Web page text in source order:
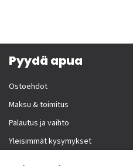
Pyydä apua
Ostoehdot
Maksu & toimitus
Palautus ja vaihto
Yleisimmät kysymykset